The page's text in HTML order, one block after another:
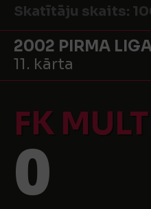
Skatītāju skaits:
2002 PIRMA
11. kārta
FK
0